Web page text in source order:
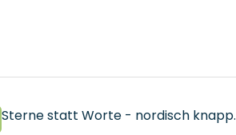
Sterne statt Worte - nordisch knapp.